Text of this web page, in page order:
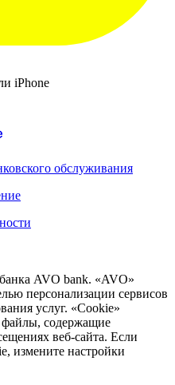
iPhone
обслуживания
AVO bank. «AVO»
персонализации сервисов
услуг. «Cookie»
файлы, содержащие
веб-сайта. Если
измените настройки